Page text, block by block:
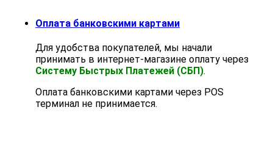
Оплата банковскими картами
Для удобства покупателей, мы начали
принимать в интернет-магазине оплату через
Систему Быстрых Платежей (СБП).
Оплата банковскими картами через POS
терминал не принимается.